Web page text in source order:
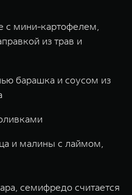
с мини-картофелем,
из трав и
барашка и соусом из
и малины с лаймом,
семифредо считается